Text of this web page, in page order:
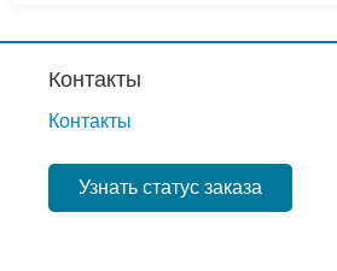
Контакты
Контакты
Узнать статус заказа